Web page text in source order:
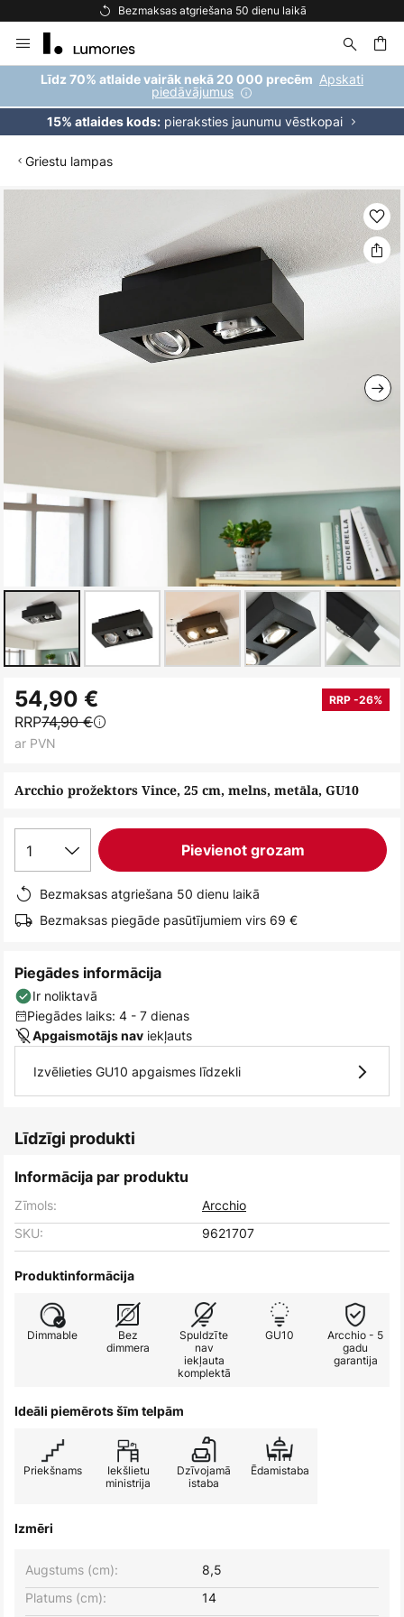
Bezmaksas atgriešana 50 dienu laikā
to
Content
Līdz 70% atlaide vairāk nekā 20 000 precēm Apskati
piedāvājumus
15% atlaides kods:pieraksties jaunumu vēstkopai
Griestu lampas
beigām
uz
galerijas
sākumu
Arcchio prožektors Vince, 25 cm, melns, metāla, GU10
54,90 € RRP -26%
RRP74,90 €
ar PVN
1 Pievienot grozam
Bezmaksas atgriešana 50 dienu laikā
Bezmaksas piegāde pasūtījumiem virs 69 €
Piegādes informācija
Ir noliktavā
Piegādes laiks: 4 - 7 dienas
Apgaismotājs nav iekļauts
Izvēlieties GU10 apgaismes līdzekli
Līdzīgi produkti
Informācija par produktu
Zīmols:
Arcchio
SKU:
9621707
Produktinformācija
Dimmable
Bez
dimmera
Spuldzīte
nav
iekļauta
komplektā
GU10
Arcchio - 5
gadu
garantija
Ideāli piemērots šīm telpām
Priekšnams
Iekšlietu
ministrija
Dzīvojamā
istaba
Ēdamistaba
Izmēri
Platums (cm): 14
Augstums (cm): 8,5